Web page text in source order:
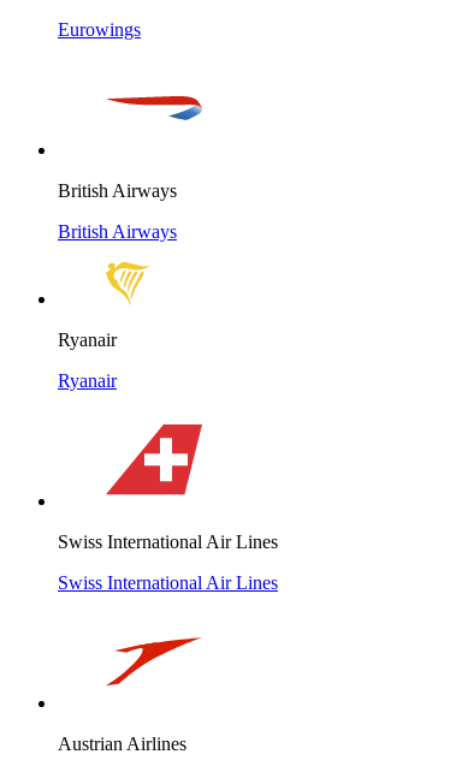
Eurowings
British Airways
British Airways
Ryanair
Ryanair
Swiss International Air Lines
Swiss International Air Lines
Austrian Airlines